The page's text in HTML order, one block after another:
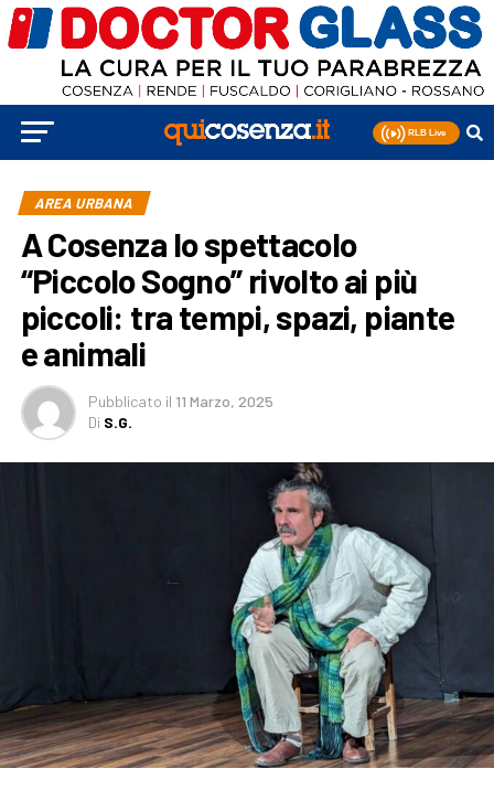
AREA URBANA
A Cosenza lo spettacolo
“Piccolo Sogno” rivolto ai più
piccoli: tra tempi, spazi, piante
e animali
Pubblicato il 11 Marzo, 2025
Di S.G.